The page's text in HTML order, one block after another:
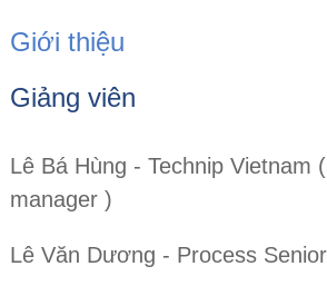
Giới thiệu
Giảng viên
Lê Bá Hùng - Technip Vietnam
manager )
Lê Văn Dương - Process Senior